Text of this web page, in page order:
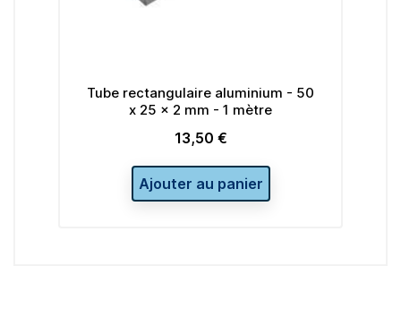
Tube rectangulaire aluminium - 50
x 25 x 2 mm - 1 mètre
Prix
13,50 €
Ajouter au panier